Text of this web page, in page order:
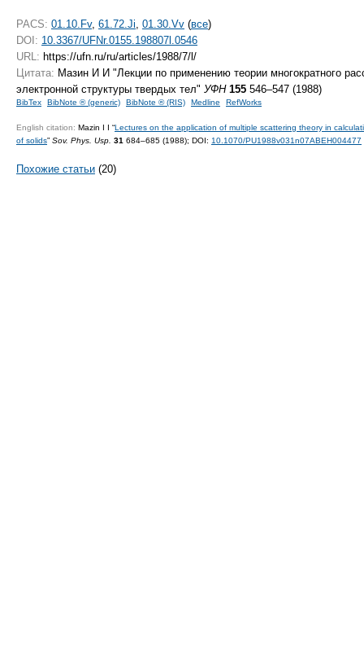
PACS: 01.10.Fv, 61.72.Ji 01.30.Vv (все)
DOI: 10.3367/UFNr.0155.198807l.0546
URL: https://ufn.ru/ru/articles/1988/7/l/
Цитата: Мазин И И "Лекции по применению теории многократного
электронной структуры твердых тел" УФН 155 546–547 (1988)
BibTex BibNote ® (generic) BibNote ® (RIS) Medline RefWorks
English citation: Mazin I I “Lectures on the application of multiple scattering theory in
of solids” Sov. Phys. Usp. 31 684–685 (1988); DOI: 10.1070/PU1988v031n07ABEH004477
Похожие статьи (20)